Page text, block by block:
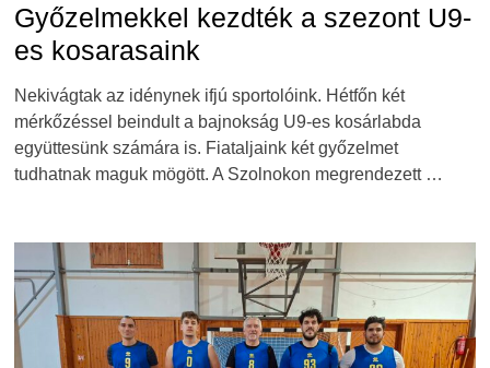
Győzelmekkel kezdték a szezont U9-
es kosarasaink
Nekivágtak az idénynek ifjú sportolóink. Hétfőn két
mérkőzéssel beindult a bajnokság U9-es kosárlabda
együttesünk számára is. Fiataljaink két győzelmet
tudhatnak maguk mögött. A Szolnokon megrendezett …